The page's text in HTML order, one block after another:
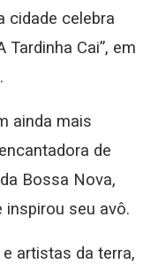
cidade celebra
Cai”, em
ainda mais
de
Bossa Nova,
seu avô.
artistas da terra,